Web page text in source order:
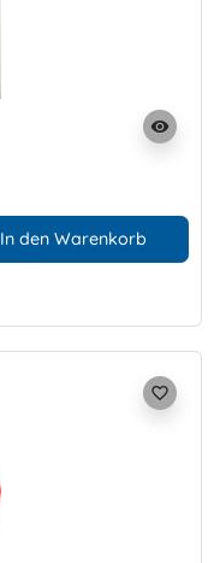
visibility
In den Warenkorb
favorite_border